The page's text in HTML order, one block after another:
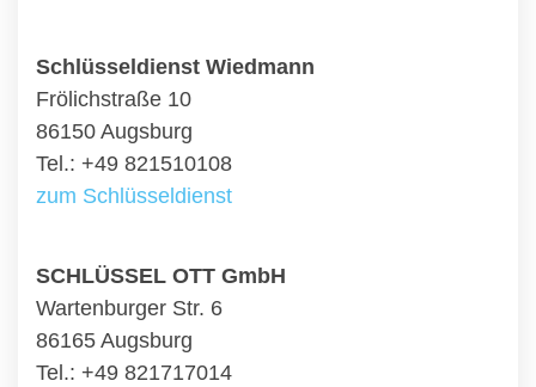
Schlüsseldienst Wiedmann
Frölichstraße 10
86150 Augsburg
Tel.: +49 821510108
zum Schlüsseldienst
SCHLÜSSEL OTT GmbH
Wartenburger Str. 6
86165 Augsburg
Tel.: +49 821717014